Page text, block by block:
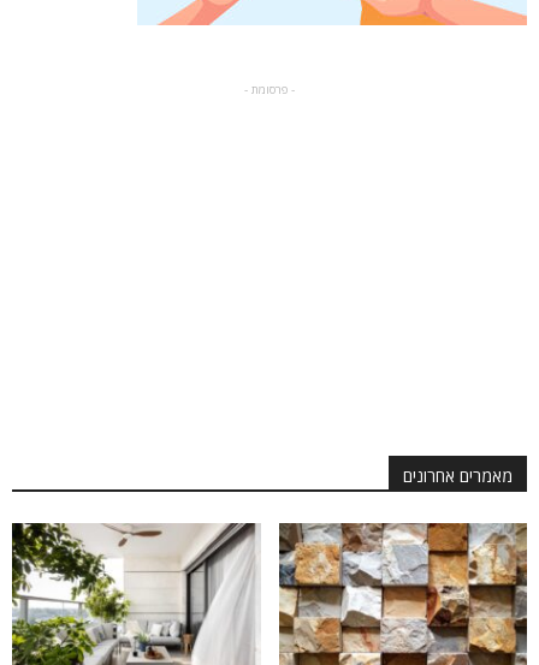
- פרסומת -
מאמרים אחרונים